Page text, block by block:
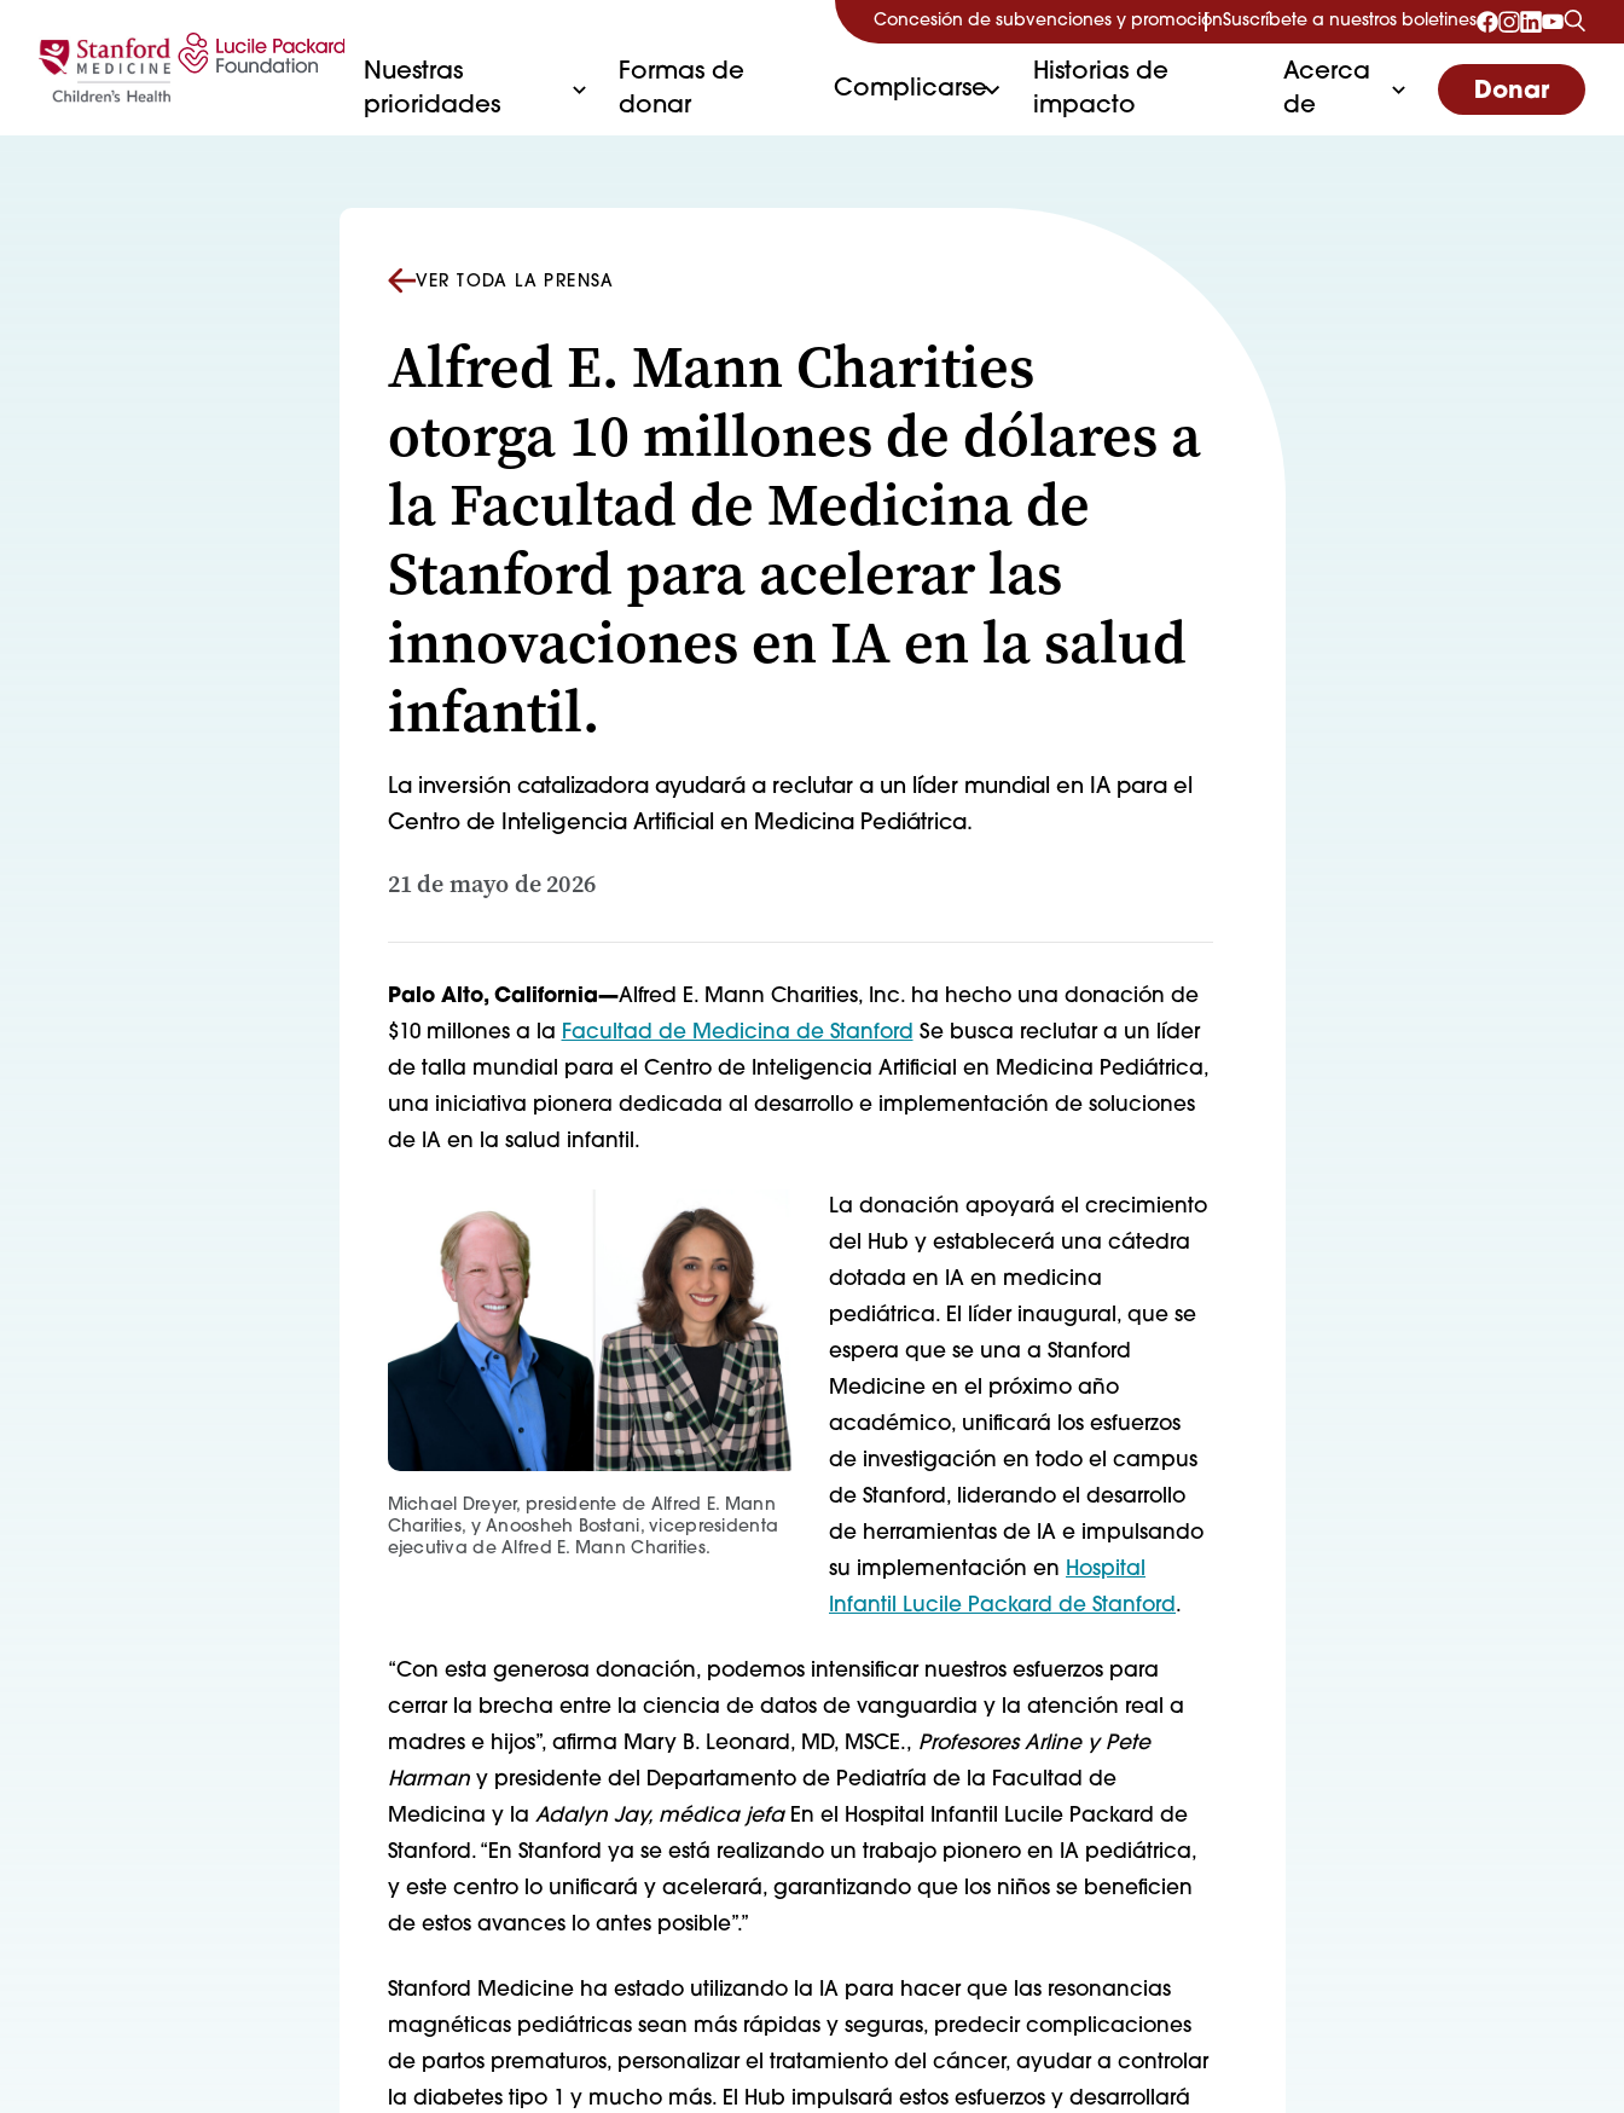
Concesión de subvenciones y promociónSuscríbete a nuestros boletines
Nuestras
prioridades
Formas de
donar
Complicarse
Historias de
impacto
Acerca
de
Donar
VER TODA LA PRENSA
Alfred E. Mann Charities
otorga 10 millones de dólares a
la Facultad de Medicina de
Stanford para acelerar las
innovaciones en IA en la salud
infantil.
La inversión catalizadora ayudará a reclutar a un líder mundial en IA para el
Centro de Inteligencia Artificial en Medicina Pediátrica.
21 de mayo de 2026
Palo Alto, California—Alfred E. Mann Charities, Inc. ha hecho una donación de
$10 millones a la Facultad de Medicina de Stanford Se busca reclutar a un líder
de talla mundial para el Centro de Inteligencia Artificial en Medicina Pediátrica,
una iniciativa pionera dedicada al desarrollo e implementación de soluciones
de IA en la salud infantil.
Michael Dreyer, presidente de Alfred E. Mann
Charities, y Anoosheh Bostani, vicepresidenta
ejecutiva de Alfred E. Mann Charities.
La donación apoyará el crecimiento
del Hub y establecerá una cátedra
dotada en IA en medicina
pediátrica. El líder inaugural, que se
espera que se una a Stanford
Medicine en el próximo año
académico, unificará los esfuerzos
de investigación en todo el campus
de Stanford, liderando el desarrollo
de herramientas de IA e impulsando
su implementación en Hospital
Infantil Lucile Packard de Stanford.
“Con esta generosa donación, podemos intensificar nuestros esfuerzos para
cerrar la brecha entre la ciencia de datos de vanguardia y la atención real a
madres e hijos”, afirma Mary B. Leonard, MD, MSCE., Profesores Arline y Pete
Harmany presidente del Departamento de Pediatría de la Facultad de
Medicina y la Adalyn Jay, médica jefaEn el Hospital Infantil Lucile Packard de
Stanford. “En Stanford ya se está realizando un trabajo pionero en IA pediátrica,
y este centro lo unificará y acelerará, garantizando que los niños se beneficien
de estos avances lo antes posible”.”
Stanford Medicine ha estado utilizando la IA para hacer que las resonancias
magnéticas pediátricas sean más rápidas y seguras, predecir complicaciones
de partos prematuros, personalizar el tratamiento del cáncer, ayudar a controlar
la diabetes tipo 1 y mucho más. El Hub impulsará estos esfuerzos y desarrollará